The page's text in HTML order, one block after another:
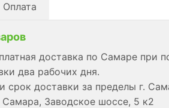
Оплата
доставка по Самаре при
два рабочих дня.
срок доставки за пределы г.
Заводское шоссе, 5 к2